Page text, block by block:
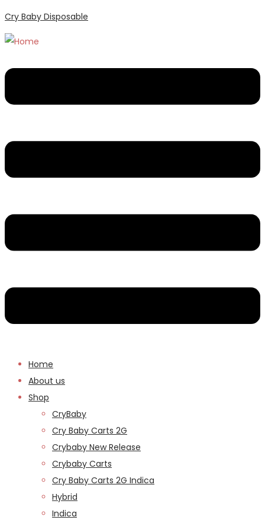
Cry Baby Disposable
Home
About us
Shop
CryBaby
Cry Baby Carts 2G
Crybaby New Release
Crybaby Carts
Cry Baby Carts 2G Indica
Hybrid
Indica